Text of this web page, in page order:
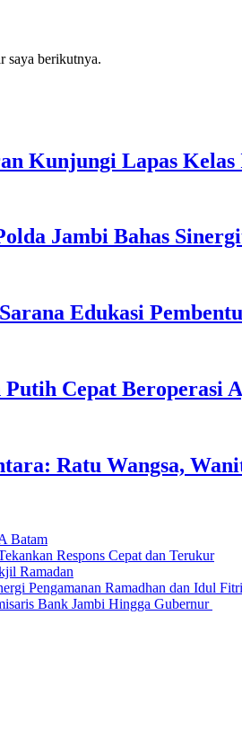
saya berikutnya.
Kunjungi Lapas
Jambi Bahas
Edukasi
Cepat Beroperasi
Ratu Wangsa,
Batam
Respons Cepat dan Terukur
Ramadan
Pengamanan Ramadhan dan Idul Fitri
Bank Jambi Hingga Gubernur